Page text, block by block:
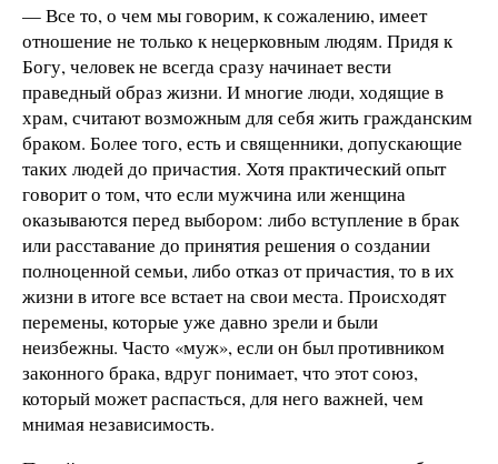
— Все то, о чем мы говорим, к сожалению, имеет
отношение не только к нецерковным людям. Придя к
Богу, человек не всегда сразу начинает вести
праведный образ жизни. И многие люди, ходящие в
храм, считают возможным для себя жить гражданским
браком. Более того, есть и священники, допускающие
таких людей до причастия. Хотя практический опыт
говорит о том, что если мужчина или женщина
оказываются перед выбором: либо вступление в брак
или расставание до принятия решения о создании
полноценной семьи, либо отказ от причастия, то в их
жизни в итоге все встает на свои места. Происходят
перемены, которые уже давно зрели и были
неизбежны. Часто «муж», если он был противником
законного брака, вдруг понимает, что этот союз,
который может распасться, для него важней, чем
мнимая независимость.